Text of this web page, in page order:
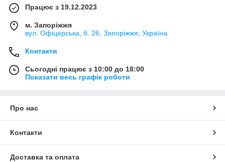
Працює з 19.12.2023
м. Запоріжжя
вул. Офіцерська, б. 26, Запоріжжя, Україна
Контакти
Сьогодні працює з 10:00 до 18:00
Показати весь графік роботи
Про нас
Контакти
Доставка та оплата